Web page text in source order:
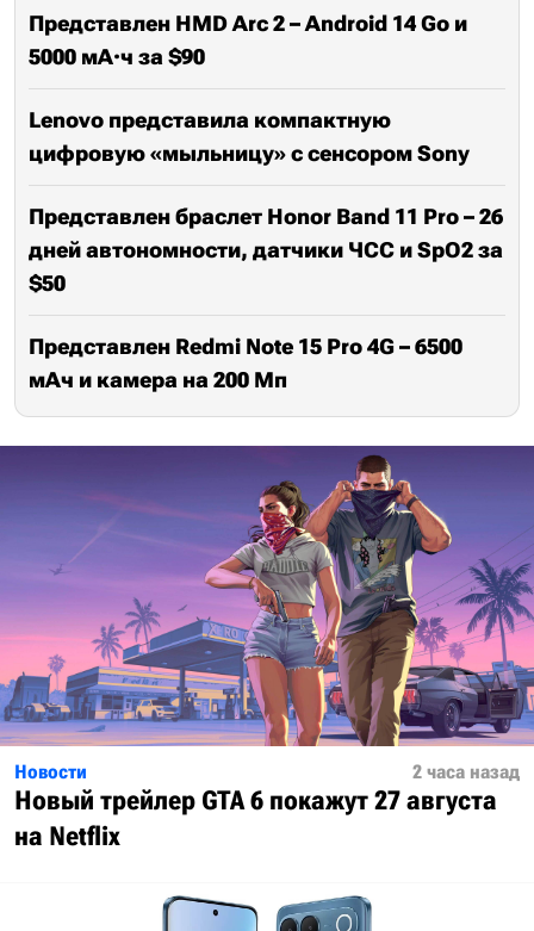
Представлен HMD Arc 2 – Android 14 Go и
5000 мА·ч за $90
Lenovo представила компактную
цифровую «мыльницу» с сенсором Sony
Представлен браслет Honor Band 11 Pro – 26
дней автономности, датчики ЧСС и SpO2 за
$50
Представлен Redmi Note 15 Pro 4G – 6500
мАч и камера на 200 Мп
Новости 2 часа назад
Новый трейлер GTA 6 покажут 27 августа
на Netflix